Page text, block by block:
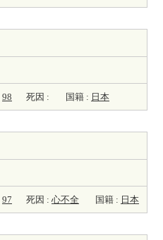
98 死因 : 国籍 : 日本
97 死因 : 心不全 国籍 : 日本